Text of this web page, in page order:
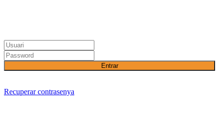
Entrar
Recuperar contrasenya